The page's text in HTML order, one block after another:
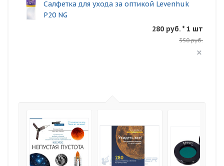
Салфетка для ухода за оптикой Levenhuk
P20 NG
280 руб. * 1 шт
350 руб.